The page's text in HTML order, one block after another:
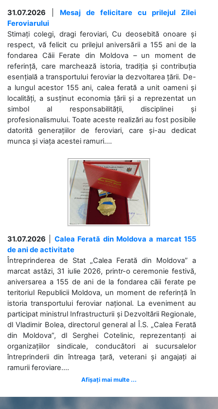
31.07.2026
Mesaj de felicitare cu prilejul Zilei
Feroviarului
Stimați colegi, dragi feroviari, Cu deosebită onoare și
respect, vă felicit cu prilejul aniversării a 155 ani de la
fondarea Căii Ferate din Moldova – un moment de
referință, care marchează istoria, tradiția și contribuția
esențială a transportului feroviar la dezvoltarea țării. De-
a lungul acestor 155 ani, calea ferată a unit oameni și
localități, a susținut economia țării și a reprezentat un
simbol al responsabilității, disciplinei și
profesionalismului. Toate aceste realizări au fost posibile
datorită generațiilor de feroviari, care și-au dedicat
munca și viața acestei ramuri....
31.07.2026
Calea Ferată din Moldova a marcat 155
de ani de activitate
Întreprinderea de Stat „Calea Ferată din Moldova” a
marcat astăzi, 31 iulie 2026, printr-o ceremonie festivă,
aniversarea a 155 de ani de la fondarea căii ferate pe
teritoriul Republicii Moldova, un moment de referință în
istoria transportului feroviar național. La eveniment au
participat ministrul Infrastructurii și Dezvoltării Regionale,
dl Vladimir Bolea, directorul general al Î.S. „Calea Ferată
din Moldova”, dl Serghei Cotelinic, reprezentanți ai
organizațiilor sindicale, conducători ai sucursalelor
întreprinderii din întreaga țară, veterani și angajați ai
ramurii feroviare....
Afișați mai multe ...